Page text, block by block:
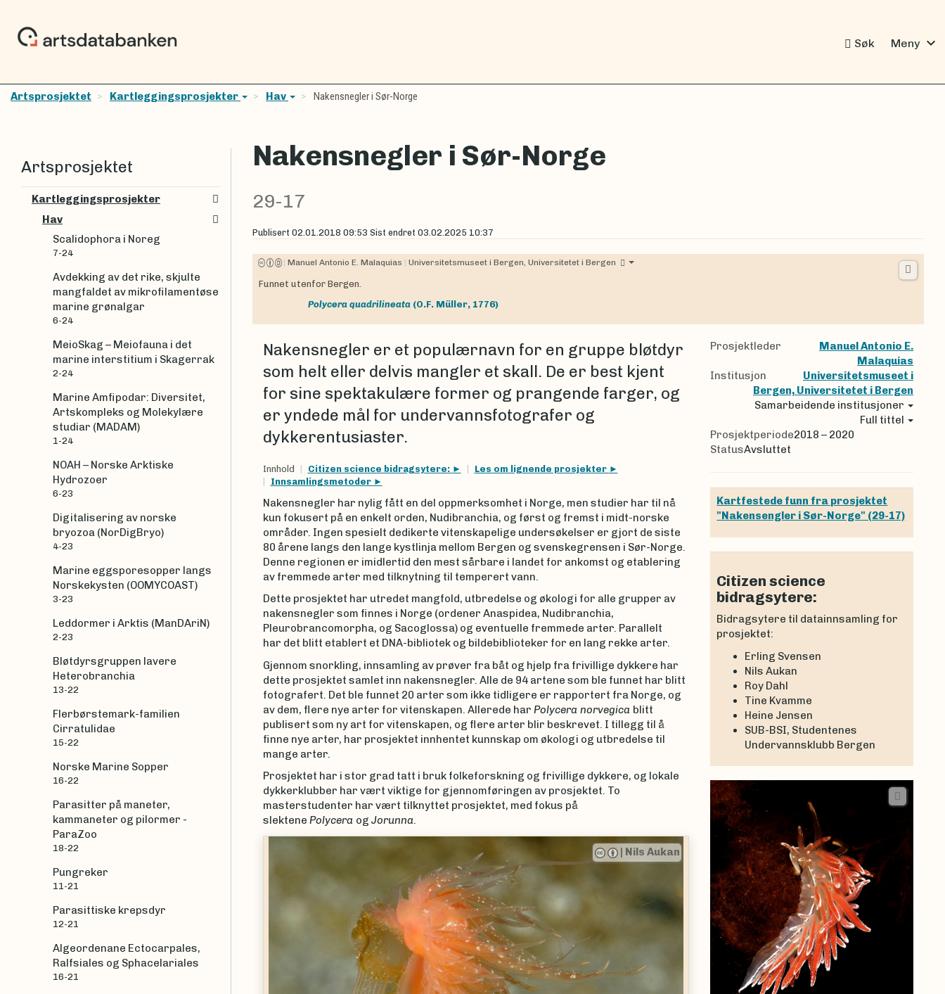
Søk Meny expand_more
Artsprosjektet Kartleggingsprosjekter Hav Nakensnegler i Sør-Norge
Nakensnegler i Sør-Norge
29-17
Publisert 02.01.2018 09:53 Sist endret 03.02.2025 10:37
| Manuel Antonio E. Malaquias | Universitetsmuseet i Bergen, Universitetet i Bergen
Funnet utenfor Bergen.
Polycera quadrilineata (O.F. Müller, 1776)
Nakensnegler er et populærnavn for en gruppe bløtdyr
som helt eller delvis mangler et skall. De er best kjent
for sine spektakulære former og prangende farger, og
er yndede mål for undervannsfotografer og
dykkerentusiaster.
Innhold Citizen science bidragsytere:
Les om lignende prosjekter
Innsamlingsmetoder
Nakensnegler har nylig fått en del oppmerksomhet i Norge, men studier har til nå
kun fokusert på en enkelt orden, Nudibranchia, og først og fremst i midt-norske
områder. Ingen spesielt dedikerte vitenskapelige undersøkelser er gjort de siste
80 årene langs den lange kystlinja mellom Bergen og svenskegrensen i Sør-Norge.
Denne regionen er imidlertid den mest sårbare i landet for ankomst og etablering
av fremmede arter med tilknytning til temperert vann.
Dette prosjektet har utredet mangfold, utbredelse og økologi for alle grupper av
nakensnegler som finnes i Norge (ordener Anaspidea, Nudibranchia,
Pleurobrancomorpha, og Sacoglossa) og eventuelle fremmede arter. Parallelt
har det blitt etablert et DNA-bibliotek og bildebiblioteker for en lang rekke arter.
Gjennom snorkling, innsamling av prøver fra båt og hjelp fra frivillige dykkere har
dette prosjektet samlet inn nakensnegler. Alle de 94 artene som ble funnet har blitt
fotografert. Det ble funnet 20 arter som ikke tidligere er rapportert fra Norge, og
av dem, flere nye arter for vitenskapen. Allerede har Polycera norvegica blitt
publisert som ny art for vitenskapen, og flere arter blir beskrevet. I tillegg til å
finne nye arter, har prosjektet innhentet kunnskap om økologi og utbredelse til
mange arter.
Prosjektet har i stor grad tatt i bruk folkeforskning og frivillige dykkere, og lokale
dykkerklubber har vært viktige for gjennomføringen av prosjektet. To
masterstudenter har vært tilknyttet prosjektet, med fokus på
slektene Polycera og Jorunna.
|Erling Svensen
Prosjektleder
Manuel Antonio E.
Malaquias
Institusjon
Universitetsmuseet i
Bergen, Universitetet i Bergen
Samarbeidende institusjoner
Full tittel
Prosjektperiode2018 – 2020
StatusAvsluttet
Kartfestede funn fra prosjektet
"Nakensengler i Sør-Norge" (29-17)
Citizen science
bidragsytere:
Bidragsytere til datainnsamling for
prosjektet:
Erling Svensen
Nils Aukan
Roy Dahl
Tine Kvamme
Heine Jensen
SUB-BSI, Studentenes
Undervannsklubb Bergen
Artsprosjektet
Kartleggingsprosjekter
Hav
Scalidophora i Noreg
7-24
Avdekking av det rike, skjulte
mangfaldet av mikrofilamentøse
marine grønalgar
6-24
MeioSkag – Meiofauna i det
marine interstitium i Skagerrak
2-24
Marine Amfipodar: Diversitet,
Artskompleks og Molekylære
studiar (MADAM)
1-24
NOAH – Norske Arktiske
Hydrozoer
6-23
Digitalisering av norske
bryozoa (NorDigBryo)
4-23
Marine eggsporesopper langs
Norskekysten (OOMYCOAST)
3-23
Leddormer i Arktis (ManDAriN)
2-23
Bløtdyrsgruppen lavere
Heterobranchia
13-22
Flerbørstemark-familien
Cirratulidae
15-22
Norske Marine Sopper
16-22
Parasitter på maneter,
kammaneter og pilormer -
ParaZoo
18-22
Pungreker
11-21
Parasittiske krepsdyr
12-21
Algeordenane Ectocarpales,
Ralfsiales og Sphacelariales
16-21